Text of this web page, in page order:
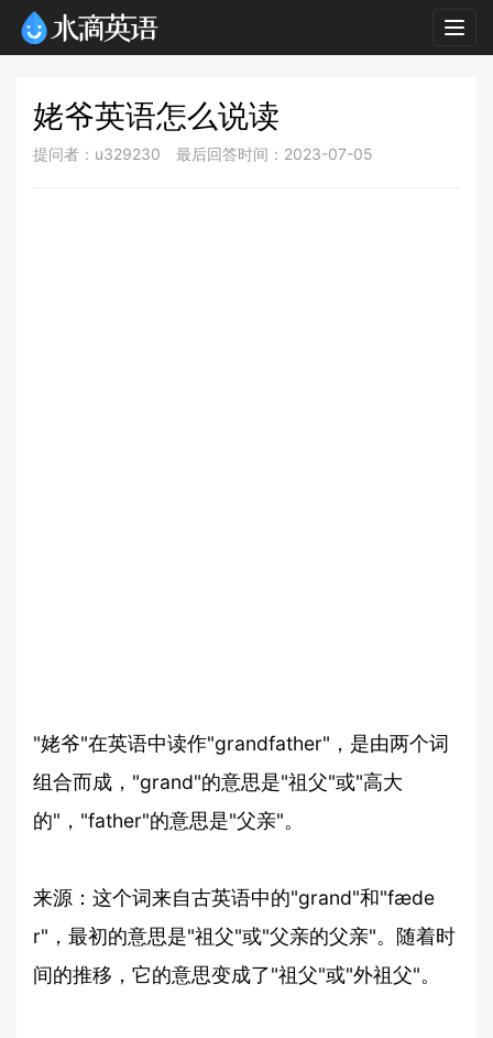
姥爷英语怎么说读
提问者：u329230 最后回答时间：2023-07-05
"姥爷"在英语中读作"grandfather"，是由两个词
组合而成，"grand"的意思是"祖父"或"高大
的"，"father"的意思是"父亲"。
来源：这个词来自古英语中的"grand"和"fæde
r"，最初的意思是"祖父"或"父亲的父亲"。随着时
间的推移，它的意思变成了"祖父"或"外祖父"。